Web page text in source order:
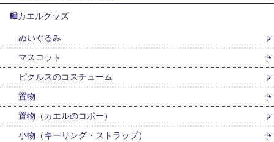
🛍カエルグッズ
ぬいぐるみ
マスコット
ピクルスのコスチューム
置物
置物（カエルのコポー）
小物（キーリング・ストラップ）